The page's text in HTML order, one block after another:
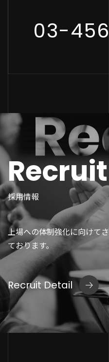
03-
Recruit
採用情報
上場への体制強化に向けて
ております。
Recruit Detail